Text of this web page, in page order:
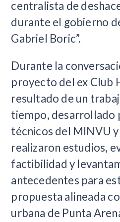
centralista de
durante el gobierno
Gabriel Boric”.
Durante la
proyecto del ex Club
resultado de un
tiempo, desarrollado
técnicos del MINVU y
realizaron estudios,
factibilidad y
antecedentes para
propuesta alineada
urbana de Punta